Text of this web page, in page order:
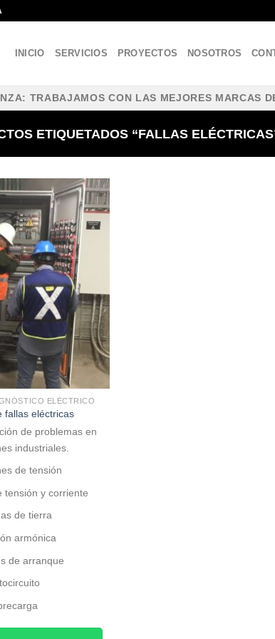
INICIO SERVICIOS PROYECTOS NOSOTROS
TRABAJAMOS CON LAS MEJORES MARCAS
ETIQUETADOS “FALLAS
ELÉCTRICO
fallas eléctricas
de problemas en
industriales.
de tensión
tensión y corriente
de tierra
armónica
de arranque